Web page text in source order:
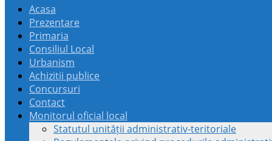
Acasa
Prezentare
Primaria
Consiliul Local
Urbanism
Achizitii publice
Concursuri
Contact
Monitorul oficial local
Statutul unității administrativ-teritoriale